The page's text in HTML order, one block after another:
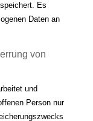
Es
Daten an
von
und
Person nur